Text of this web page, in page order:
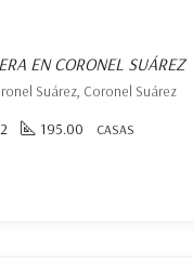
EN CORONEL SUÁREZ
Suárez, Coronel Suárez
2 195.00 CASAS